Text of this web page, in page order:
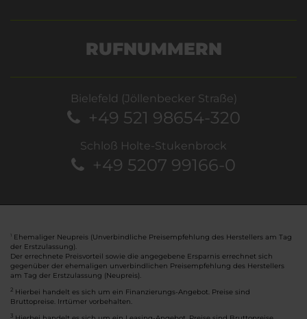
RUFNUMMERN
Bielefeld (Jöllenbecker Straße)
+49 521 98654-320
Schloß Holte-Stukenbrock
+49 5207 99166-0
Ehemaliger Neupreis (Unverbindliche Preisempfehlung des Herstellers am Tag
der Erstzulassung).
Der errechnete Preisvorteil sowie die angegebene Ersparnis errechnet sich
gegenüber der ehemaligen unverbindlichen Preisempfehlung des Herstellers
am Tag der Erstzulassung (Neupreis).
2 Hierbei handelt es sich um ein Finanzierungs-Angebot. Preise sind
Bruttopreise. Irrtümer vorbehalten.
3